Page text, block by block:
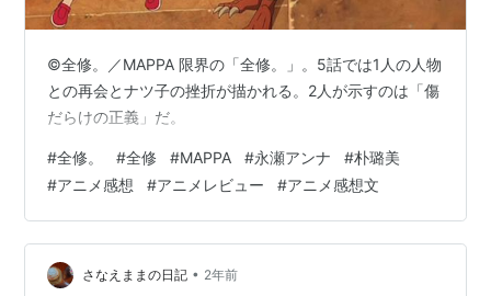
©全修。／MAPPA 限界の「全修。」。5話では1人の人物
との再会とナツ子の挫折が描かれる。2人が示すのは「傷
だらけの正義」だ。
#全修。 #全修 #MAPPA #永瀬アンナ #朴璐美
#アニメ感想 #アニメレビュー #アニメ感想文
さなえままの日記 • 2年前